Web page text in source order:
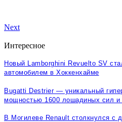
Next
Интересное
Новый Lamborghini Revuelto SV
автомобилем в Хоккенхайме
Bugatti Destrier — уникальный
мощностью 1600 лошадиных сил и
В Могилеве Renault столкнулся с